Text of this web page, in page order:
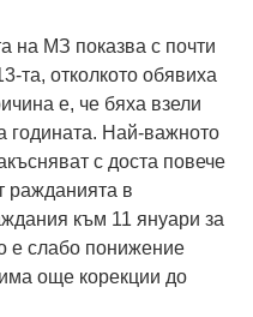
на МЗ показва с почти
та, отколкото обявиха
е, че бяха взели
годината. Най-важното
с доста повече
ражданията в
към 11 януари за
е слабо понижение
още корекции до